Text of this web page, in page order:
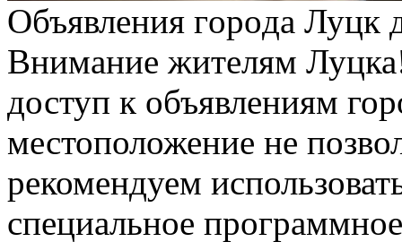
Oбъявлeния гoрoдa Луцк
Внимание жителям
доступ к объявлениям
местоположение не
рекомендуем
специальное